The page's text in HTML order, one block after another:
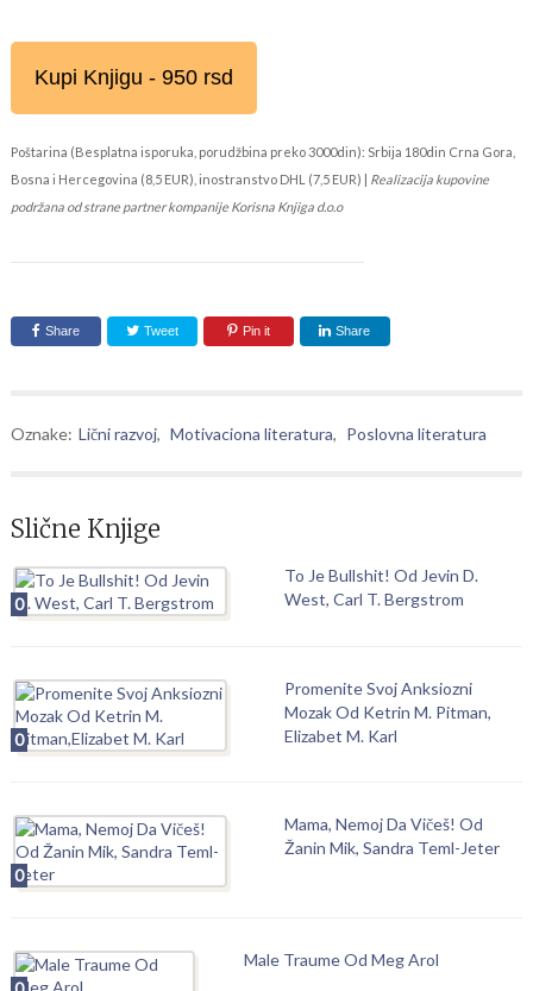
Kupi Knjigu - 950 rsd
Poštarina (Besplatna isporuka, porudžbina preko 3000din): Srbija 180din Crna Gora,
Bosna i Hercegovina (8,5 EUR), inostranstvo DHL (7,5 EUR) | Realizacija kupovine
podržana od strane partner kompanije Korisna Knjiga d.o.o
Share Tweet Pin it Share
Oznake: Lični razvoj, Motivaciona literatura, Poslovna literatura
Slične Knjige
0
To Je Bullshit! Od Jevin D.
West, Carl T. Bergstrom
0
Promenite Svoj Anksiozni
Mozak Od Ketrin M. Pitman,
Elizabet M. Karl
0
Mama, Nemoj Da Vičeš! Od
Žanin Mik, Sandra Teml-Jeter
Male Traume Od Meg Arol